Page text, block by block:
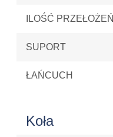
ILOŚĆ PRZEŁOŻEŃ
SUPORT
ŁAŃCUCH
Koła